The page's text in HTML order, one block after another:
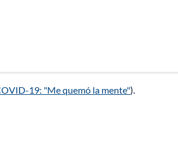
19: "Me quemó la mente").